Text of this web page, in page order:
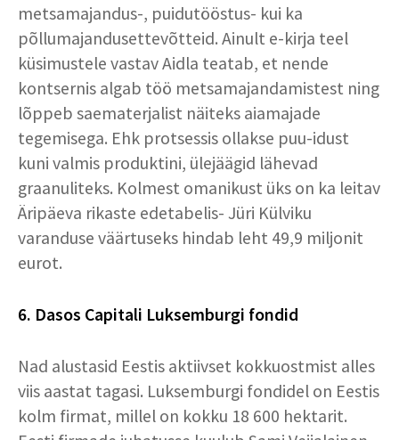
metsamajandus-, puidutööstus- kui ka
põllumajandusettevõtteid. Ainult e-kirja teel
küsimustele vastav Aidla teatab, et nende
kontsernis algab töö metsamajandamistest ning
lõppeb saematerjalist näiteks aiamajade
tegemisega. Ehk protsessis ollakse puu-idust
kuni valmis produktini, ülejäägid lähevad
graanuliteks. Kolmest omanikust üks on ka leitav
Äripäeva rikaste edetabelis- Jüri Külviku
varanduse väärtuseks hindab leht 49,9 miljonit
eurot.
6. Dasos Capitali Luksemburgi fondid
Nad alustasid Eestis aktiivset kokkuostmist alles
viis aastat tagasi. Luksemburgi fondidel on Eestis
kolm firmat, millel on kokku 18 600 hektarit.